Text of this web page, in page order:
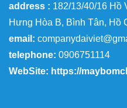
address : 182/13/40/16 Hồ
Hưng Hòa B, Bình Tân, Hồ
email:
telephone: 0906751114
WebSite: https://